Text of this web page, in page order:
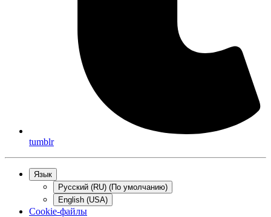
tumblr
Язык
Русский (RU) (По умолчанию)
English (USA)
Cookie-файлы